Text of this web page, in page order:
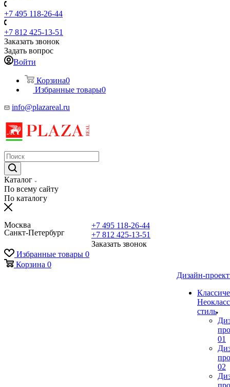
+7 495 118-26-44
+7 812 425-13-51
Заказать звонок
Задать вопрос
Войти
Корзина0
Избранные товары0
info@plazareal.ru
Каталог
По всему сайту
По каталогу
Москва
Санкт-Петербург
+7 495 118-26-44
+7 812 425-13-51
Заказать звонок
Избранные товары 0
Корзина 0
Дизайн-
стиль
01
02